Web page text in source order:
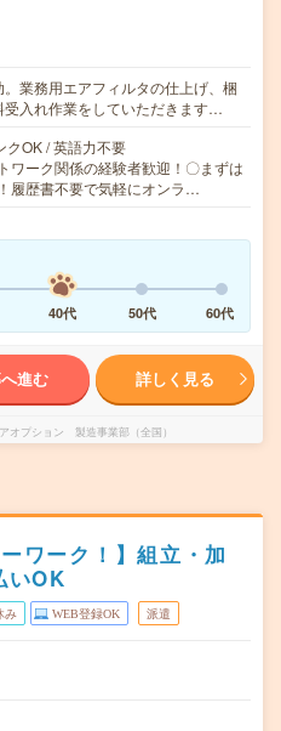
業務用エアフィルタの仕上げ、梱
受入れ作業をしていただきます…
クOK / 英語力不要
ーク関係の経験者歓迎！〇まずは
履歴書不要で気軽にオンラ…
40代 50代 60代
進む 詳しく見る
オプション 製造事業部（全国）
ワーク！】組立・加
いOK
み WEB登録OK 派遣